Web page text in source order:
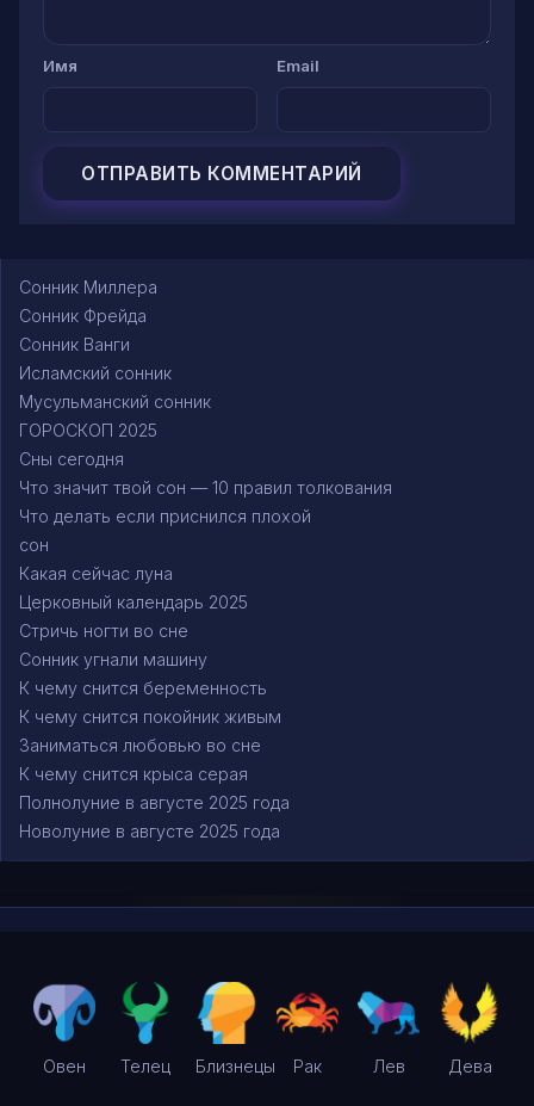
Имя Email
Сонник Миллера
Сонник Фрейда
Сонник Ванги
Исламский сонник
Мусульманский сонник
ГОРОСКОП 2025
Сны сегодня
Что значит твой сон — 10 правил толкования
Что делать если приснился плохой
сон
Какая сейчас луна
Церковный календарь 2025
Стричь ногти во сне
Сонник угнали машину
К чему снится беременность
К чему снится покойник живым
Заниматься любовью во сне
К чему снится крыса серая
Полнолуние в августе 2025 года
Новолуние в августе 2025 года
Овен Телец Близнецы Рак Лев Дева